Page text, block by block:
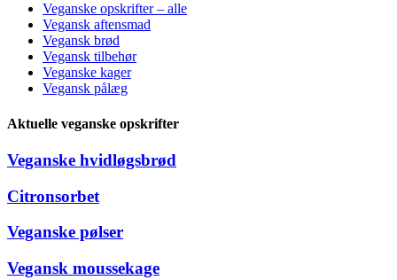
Veganske opskrifter – alle
Vegansk aftensmad
Vegansk brød
Vegansk tilbehør
Veganske kager
Vegansk pålæg
Aktuelle veganske opskrifter
Veganske hvidløgsbrød
Citronsorbet
Veganske pølser
Vegansk moussekage